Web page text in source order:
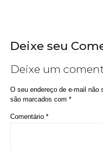
Deixe seu
Deixe um
O seu endereço de e-mail não
são marcados com *
Comentário *